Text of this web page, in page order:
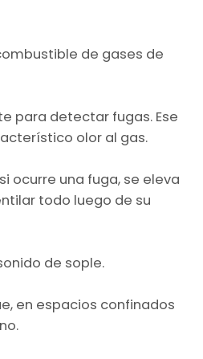
de gases de
para detectar fugas. Ese
olor al gas.
ocurre una fuga, se eleva
todo luego de su
de sople.
en espacios confinados